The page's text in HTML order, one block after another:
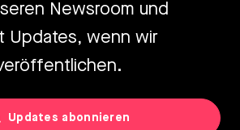
Newsroom und
Updates, wenn wir
Updates abonnieren